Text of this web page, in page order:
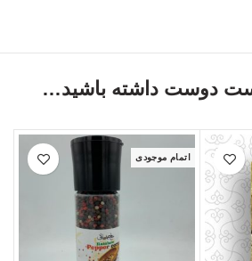
دوست داشته باشید…
اتمام موجودی